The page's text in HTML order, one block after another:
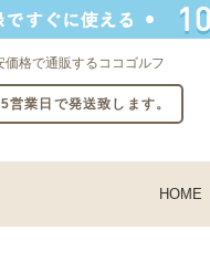
格で通販するココゴルフ
営業日で発送致します。
HOME